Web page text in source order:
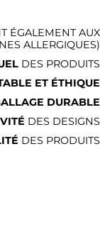
ÉGALEMENT AUX
ALLERGIQUES)
DES PRODUITS
ET ÉTHIQUE
DURABLE
DES DESIGNS
DES PRODUITS